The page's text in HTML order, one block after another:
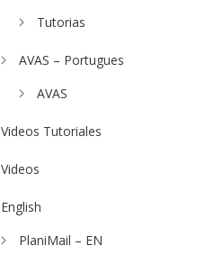
Tutorias
AVAS – Portugues
AVAS
Videos Tutoriales
Videos
English
PlaniMail – EN